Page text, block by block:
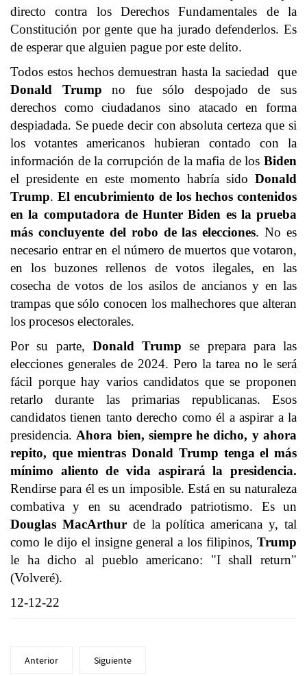
directo contra los Derechos Fundamentales de la
Constitución por gente que ha jurado defenderlos. Es
de esperar que alguien pague por este delito.
Todos estos hechos demuestran hasta la saciedad que
Donald Trump no fue sólo despojado de sus
derechos como ciudadanos sino atacado en forma
despiadada. Se puede decir con absoluta certeza que si
los votantes americanos hubieran contado con la
información de la corrupción de la mafia de los Biden
el presidente en este momento habría sido Donald
Trump. El encubrimiento de los hechos contenidos
en la computadora de Hunter Biden es la prueba
más concluyente del robo de las elecciones. No es
necesario entrar en el número de muertos que votaron,
en los buzones rellenos de votos ilegales, en las
cosecha de votos de los asilos de ancianos y en las
trampas que sólo conocen los malhechores que alteran
los procesos electorales.
Por su parte, Donald Trump se prepara para las
elecciones generales de 2024. Pero la tarea no le será
fácil porque hay varios candidatos que se proponen
retarlo durante las primarias republicanas. Esos
candidatos tienen tanto derecho como él a aspirar a la
presidencia. Ahora bien, siempre he dicho, y ahora
repito, que mientras Donald Trump tenga el más
mínimo aliento de vida aspirará la presidencia.
Rendirse para él es un imposible. Está en su naturaleza
combativa y en su acendrado patriotismo. Es un
Douglas MacArthurde la política americana y, tal
como le dijo el insigne general a los filipinos, Trump
le ha dicho al pueblo americano: "I shall return"
(Volveré).
12-12-22
Anterior Siguiente